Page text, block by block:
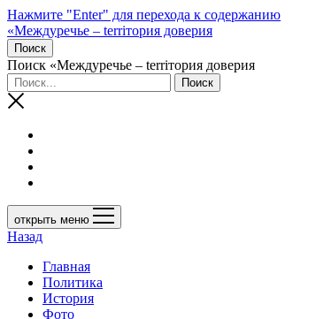
Нажмите "Enter" для перехода к содержанию
«Междуречье – terriтория доверия
Поиск
Поиск «Междуречье – terriтория доверия
открыть меню
Назад
Главная
Политика
История
Фото